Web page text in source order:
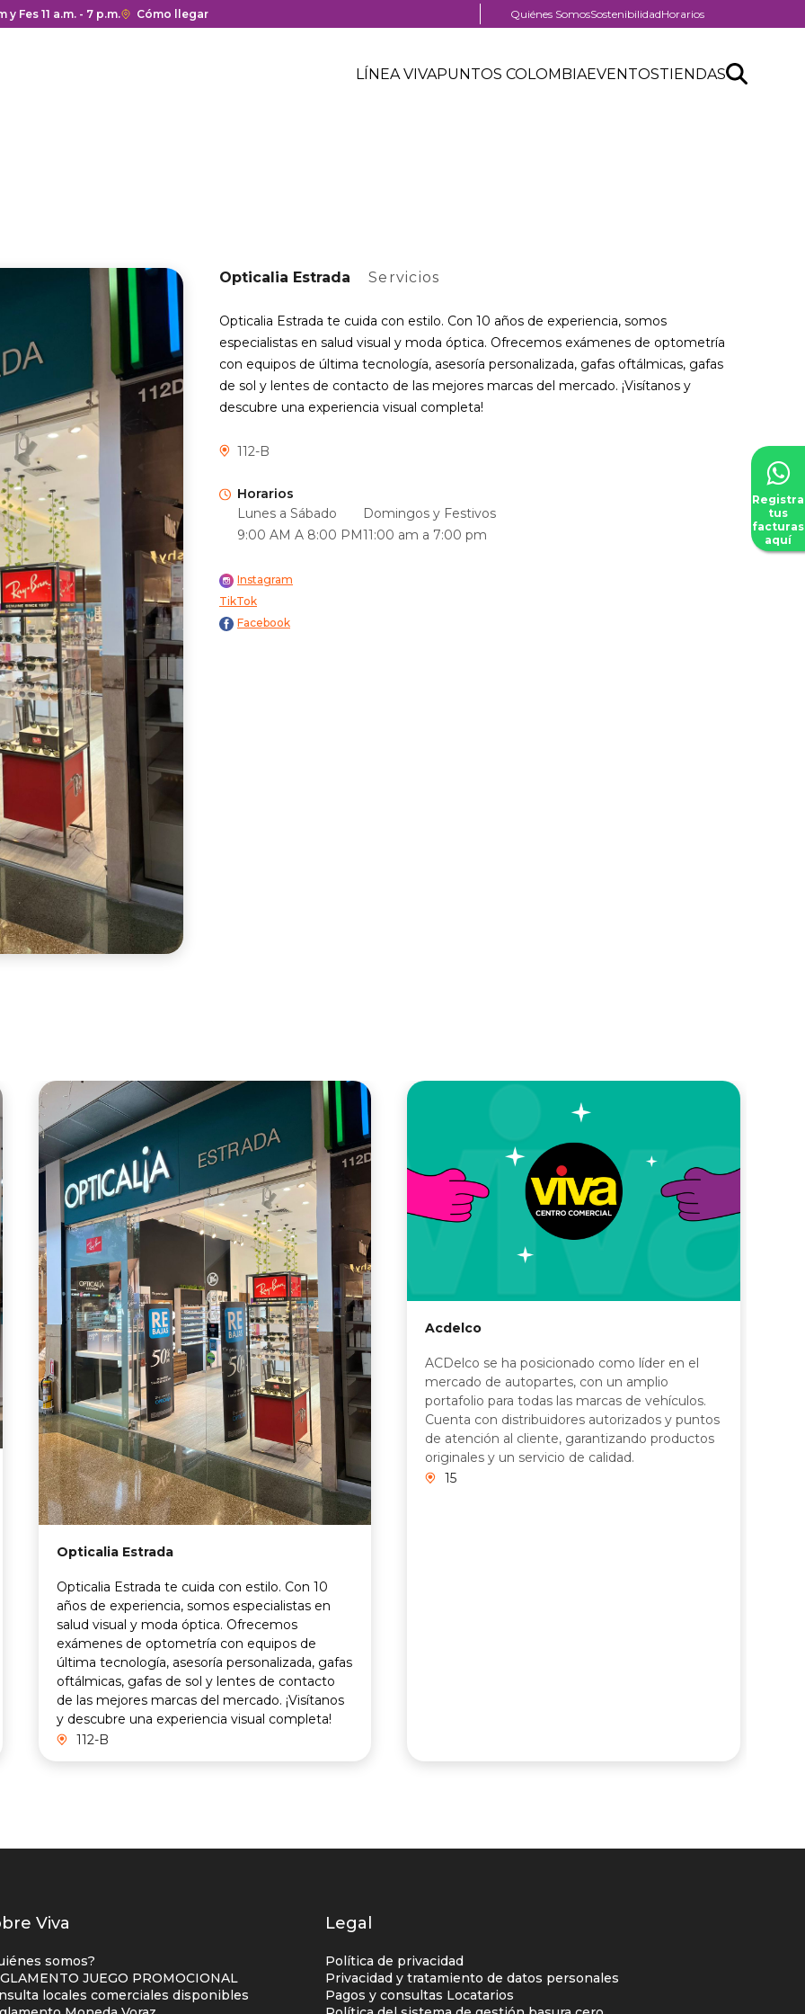
y cierre del centro comercial.
y Fes 11 a.m. - 7 p.m.Enlace
Cómo llegar
Menú
Quiénes SomosSostenibilidadHorarios
Header
Menú
LÍNEA VIVAPUNTOS COLOMBIAEVENTOSTIENDASSearch
Buscar
Opticalia Estrada Servicios
Opticalia Estrada te cuida con estilo. Con 10 años de experiencia, somos
especialistas en salud visual y moda óptica. Ofrecemos exámenes de optometría
con equipos de última tecnología, asesoría personalizada, gafas oftálmicas, gafas
de sol y lentes de contacto de las mejores marcas del mercado. ¡Visítanos y
descubre una experiencia visual completa!
112-B
Horarios
Lunes a Sábado
9:00 AM A 8:00 PM
Domingos y Festivos
11:00 am a 7:00 pm
Instagram
TikTok
Facebook
Opticalia Estrada
Opticalia Estrada te cuida con estilo. Con 10
años de experiencia, somos especialistas en
salud visual y moda óptica. Ofrecemos
exámenes de optometría con equipos de
última tecnología, asesoría personalizada, gafas
oftálmicas, gafas de sol y lentes de contacto
de las mejores marcas del mercado. ¡Visítanos
y descubre una experiencia visual completa!
112-B
Acdelco
ACDelco se ha posicionado como líder en el
mercado de autopartes, con un amplio
portafolio para todas las marcas de vehículos.
Cuenta con distribuidores autorizados y puntos
de atención al cliente, garantizando productos
originales y un servicio de calidad.
15
Viva
somos?
JUEGO PROMOCIONAL
locales comerciales disponibles
Legal
Política de privacidad
Privacidad y tratamiento de datos personales
Pagos y consultas Locatarios
Registra
tus
facturas
aquí